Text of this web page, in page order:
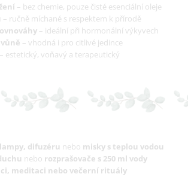
– bez chemie, pouze čisté esenciální oleje
– ručně míchané s respektem k přírodě
– ideální při hormonální výkyvech
– vhodná i pro citlivé jedince
– estetický, voňavý a terapeutický
difuzéru nebo misky s teplou vodou
nebo rozprašovače s 250 ml vody
meditaci nebo večerní rituály